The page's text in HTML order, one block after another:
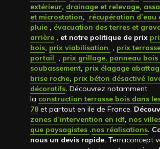
extérieur, drainage et relevage,
et microstation, récupération d’eau
pluie , évacuation des terres et
arrière , et notre politique de prix
bois, prix viabilisation , prix
portail , prix grillage, panneau bois
soubassement, prix élagage
brise roche, prix béton désactivé
décoratifs. Découvrez notamment
la construction terrasse bois dans
78 et partout en ile de France.
zones d’intervention en idf, nos
que paysagistes .nos réalisations.
nous un devis rapide. Terraconcept